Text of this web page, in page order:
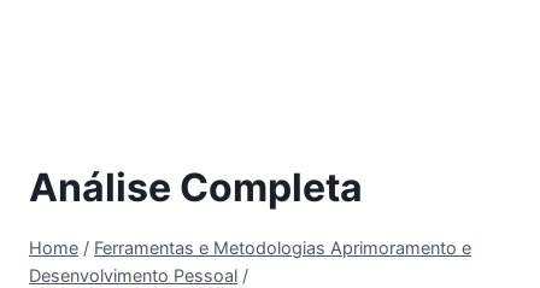
Análise Completa
Home / Ferramentas e Metodologias Aprimoramento e
Desenvolvimento Pessoal /